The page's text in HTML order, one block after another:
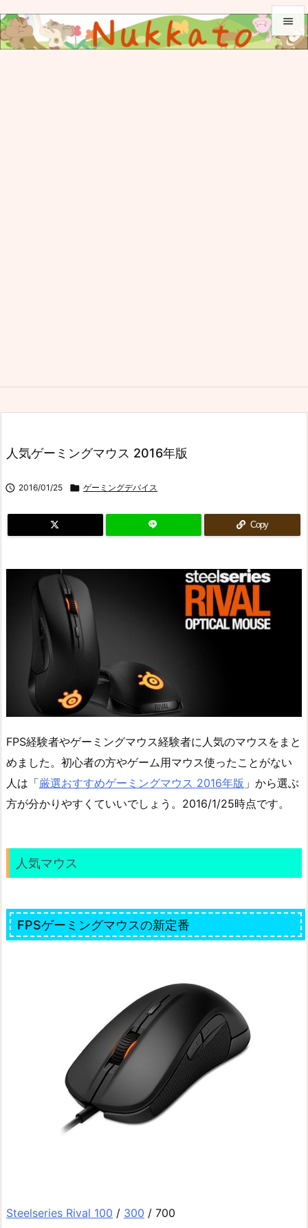


人気ゲーミングマウス 2016年版
 2016/01/25  ゲーミングデバイス
Copy
FPS経験者やゲーミングマウス経験者に人気のマウスをまと
めました。初心者の方やゲーム用マウス使ったことがない
人は「厳選おすすめゲーミングマウス 2016年版 」から選ぶ
方が分かりやすくていいでしょう。2016/1/25時点です。
人気マウス
FPSゲーミングマウスの新定番
Steelseries Rival 100 / 300 / 700